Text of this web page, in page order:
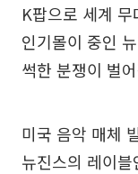
K팝으로 세계
인기몰이 중인
썩한 분쟁이 벌
미국 음악 매체
뉴진스의 레이